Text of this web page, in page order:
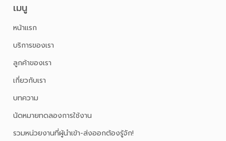
เมนู
หน้าเเรก
บริการของเรา
ลูกค้าของเรา
เกี่ยวกับเรา
บทความ
นัดหมายทดลองการใช้งาน
รวมหน่วยงานที่ผู้นำเข้า-ส่งออกต้องรู้จัก!